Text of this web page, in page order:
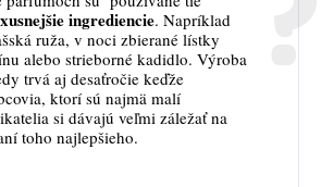
ingrediencie. Napríklad
ruža, v noci zbierané lístky
alebo strieborné kadidlo. Výroba
trvá aj desaťročie keďže
ktorí sú najmä malí
si dávajú veľmi záležať na
toho najlepšieho.